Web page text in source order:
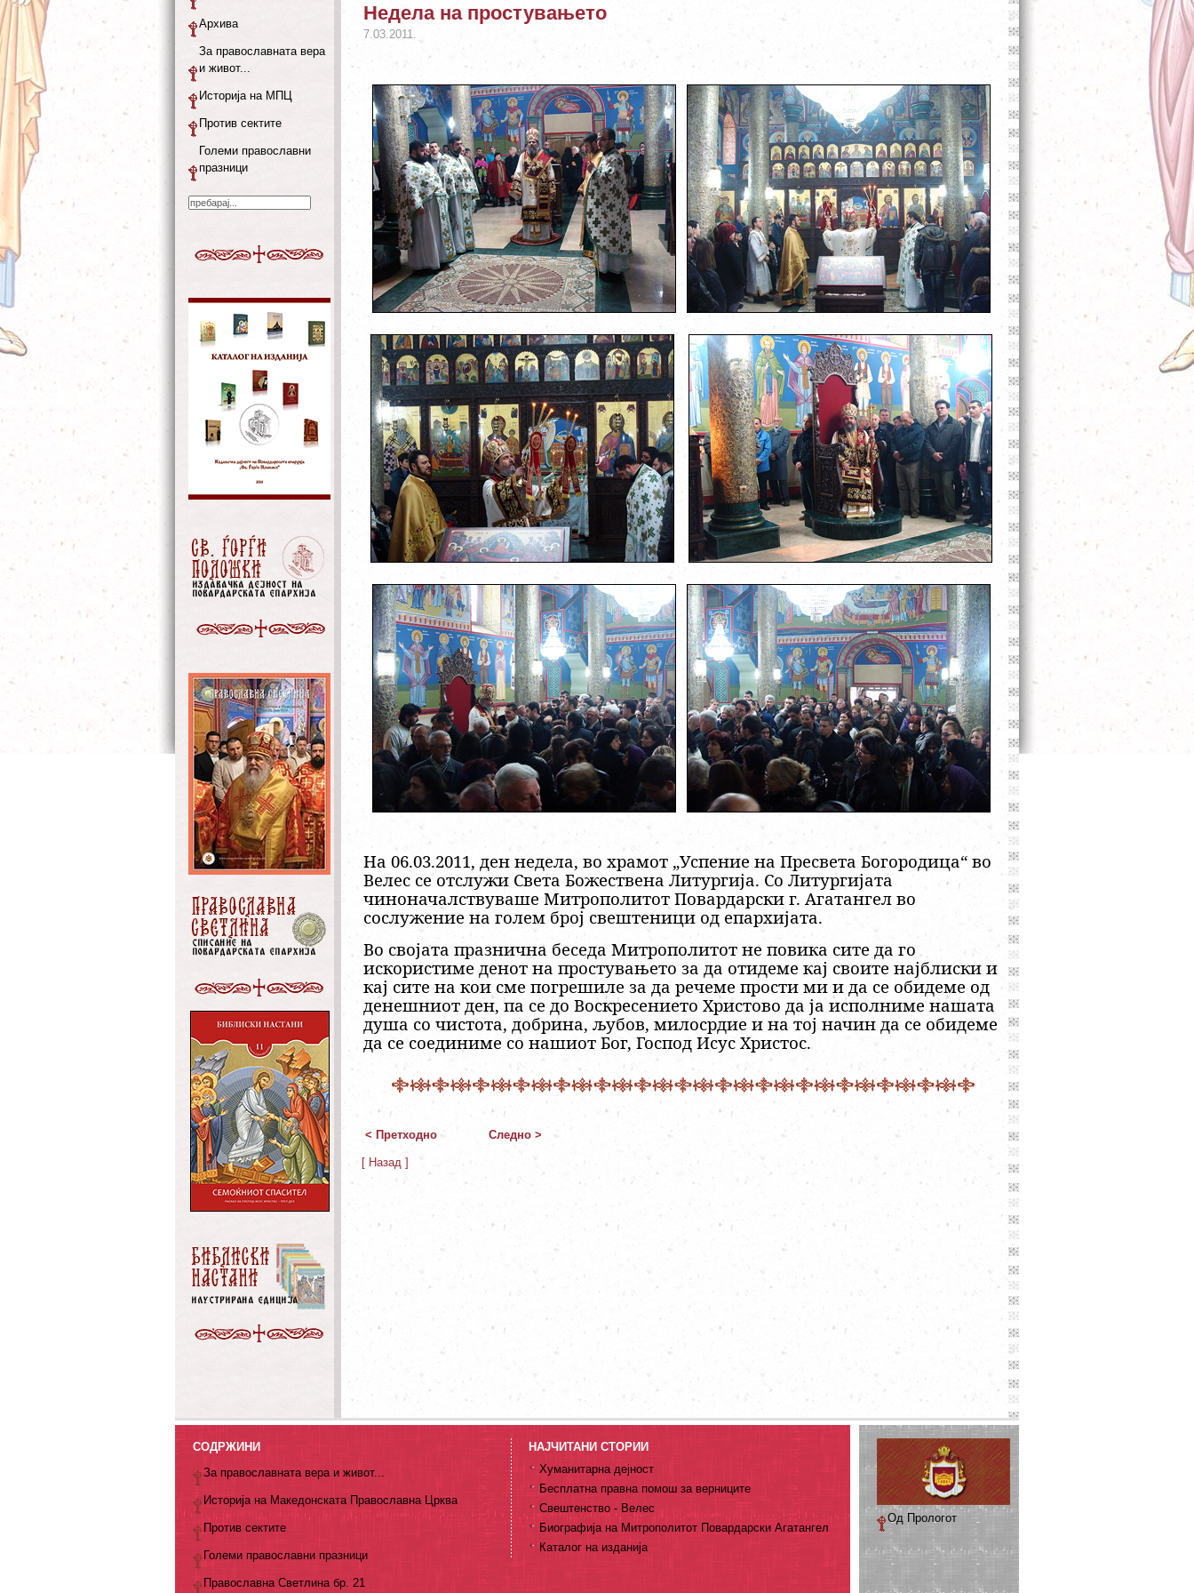
Недела на простувањето
7.03.2011.
На 06.03.2011, ден недела, во храмот „Успение на Пресвета Богородица“ во
Велес се отслужи Света Божествена Литургија. Со Литургијата
чиноначалствуваше Митрополитот Повардарски г. Агатангел во
сослужение на голем број свештеници од епархијата.
Во својата празнична беседа Митрополитот не повика сите да го
искористиме денот на простувањето за да отидеме кај своите најблиски и
кај сите на кои сме погрешиле за да речеме прости ми и да се обидеме од
денешниот ден, па се до Воскресението Христово да ја исполниме нашата
душа со чистота, добрина, љубов, милосрдие и на тој начин да се обидеме
да се соединиме со нашиот Бог, Господ Исус Христос.
< Претходно Следно >
[ Назад ]
Архива
За православната вера
и живот...
Историја на МПЦ
Против сектите
Големи православни
празници
СОДРЖИНИ
За православната вера и живот...
Историја на Македонската Православна Црква
Против сектите
Големи православни празници
Православна Светлина бр. 21
НАЈЧИТАНИ СТОРИИ
Хуманитарна дејност
Бесплатна правна помош за верниците
Свештенство - Велес
Биографија на Митрополитот Повардарски Агатангел
Каталог на изданија
Од Прологот